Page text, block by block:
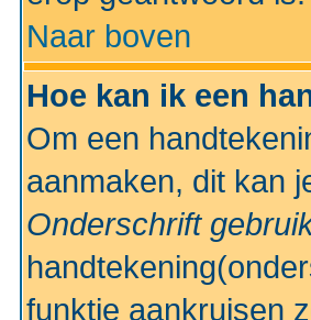
Naar boven
Hoe kan ik een
Om een
aanmaken, dit kan
Onderschrift
funktie aankruisen